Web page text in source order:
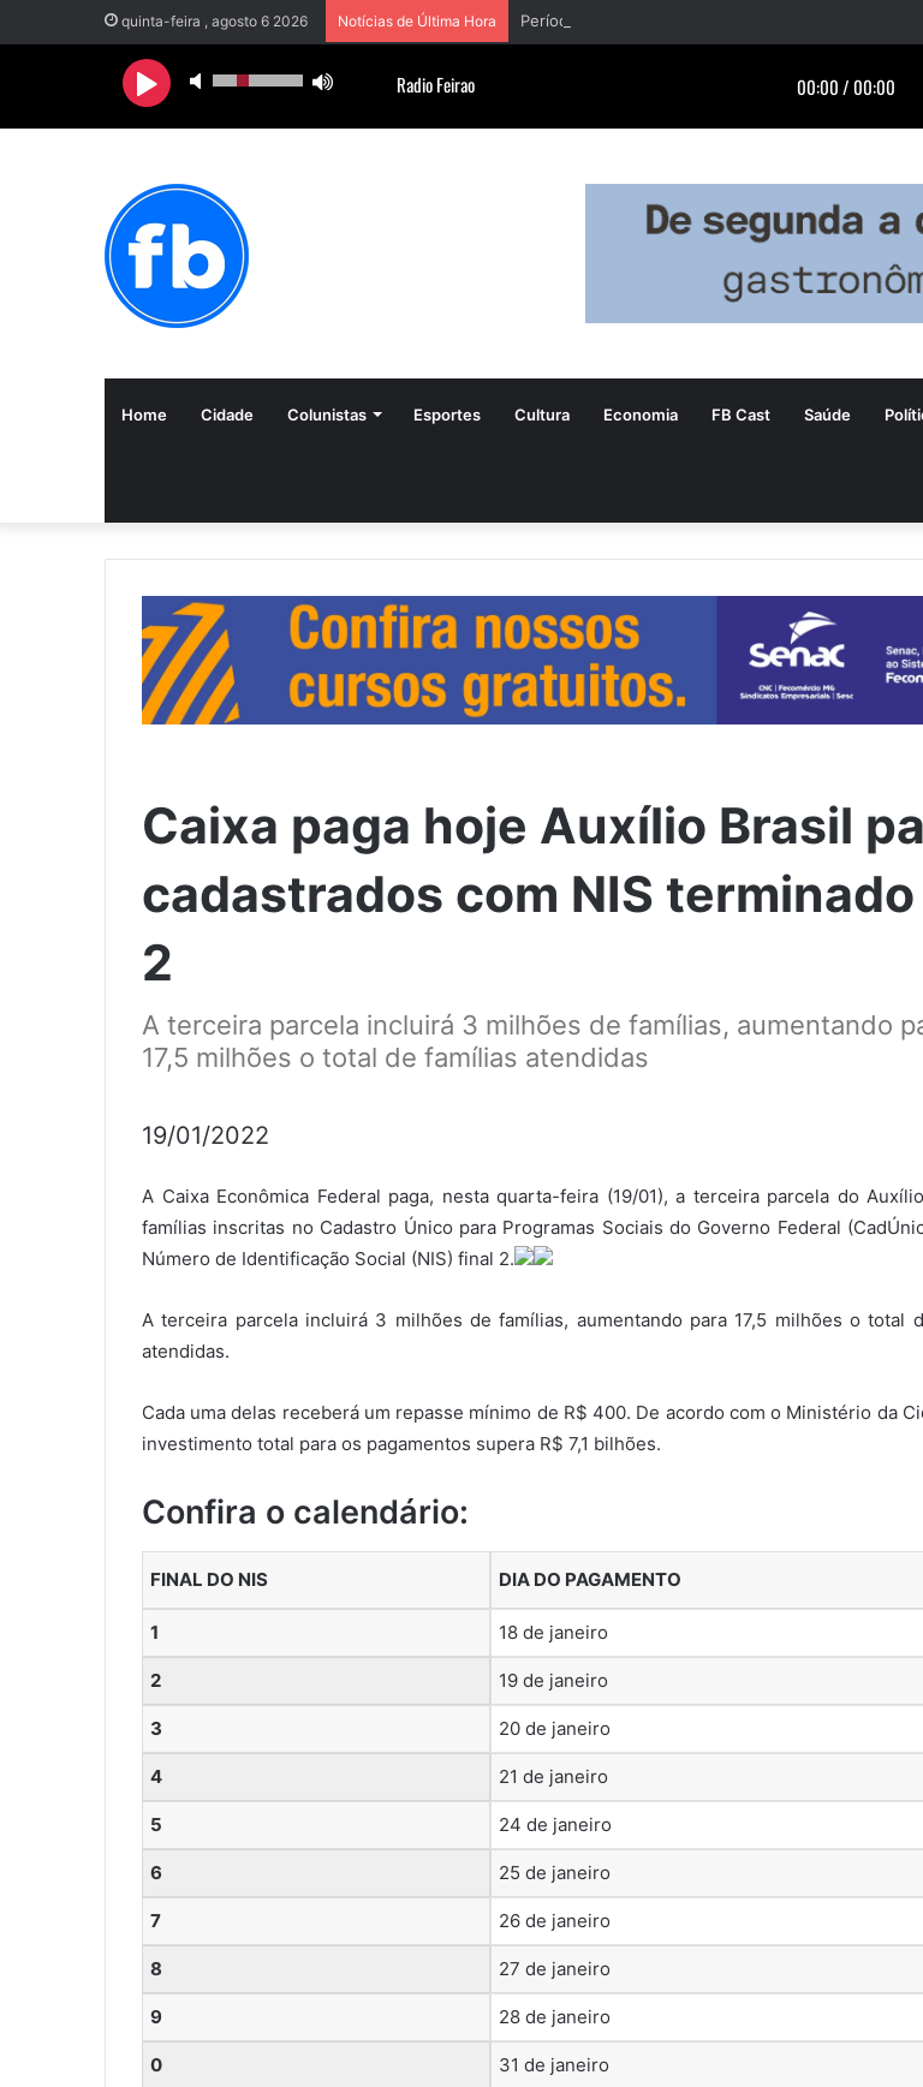
quinta-feira , agosto 6 2026 Notícias de Última Hora
Home Cidade Colunistas Esportes Cultura Economia FB Cast Saúde
Caixa paga hoje Auxílio Brasil
cadastrados com NIS terminado
2
A terceira parcela incluirá 3 milhões de famílias, aumentando
17,5 milhões o total de famílias atendidas
19/01/2022
A Caixa Econômica Federal paga, nesta quarta-feira (19/01), a terceira parcela do
famílias inscritas no Cadastro Único para Programas Sociais do Governo Federal
Número de Identificação Social (NIS) final 2.
A terceira parcela incluirá 3 milhões de famílias, aumentando para 17,5 milhões o total
atendidas.
Cada uma delas receberá um repasse mínimo de R$ 400. De acordo com o Ministério da
investimento total para os pagamentos supera R$ 7,1 bilhões.
Confira o calendário:
FINAL DO NIS DIA DO PAGAMENTO
1 18 de janeiro
2 19 de janeiro
3 20 de janeiro
4 21 de janeiro
5 24 de janeiro
6 25 de janeiro
7 26 de janeiro
8 27 de janeiro
9 28 de janeiro
0 31 de janeiro